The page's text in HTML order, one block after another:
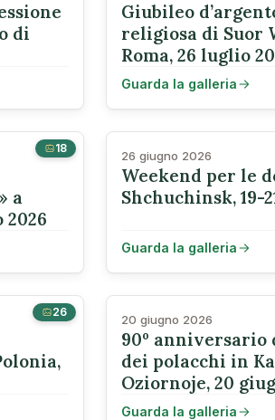
di
Giubileo
religiosa di Suor
Roma, 26 luglio
Guarda la galleria
18
a
2026
26 giugno 2026
Weekend per le
Shchuchinsk, 19-
Guarda la galleria
26
20 giugno 2026
90º anniversario
dei polacchi in
Oziornoje, 20
Guarda la galleria